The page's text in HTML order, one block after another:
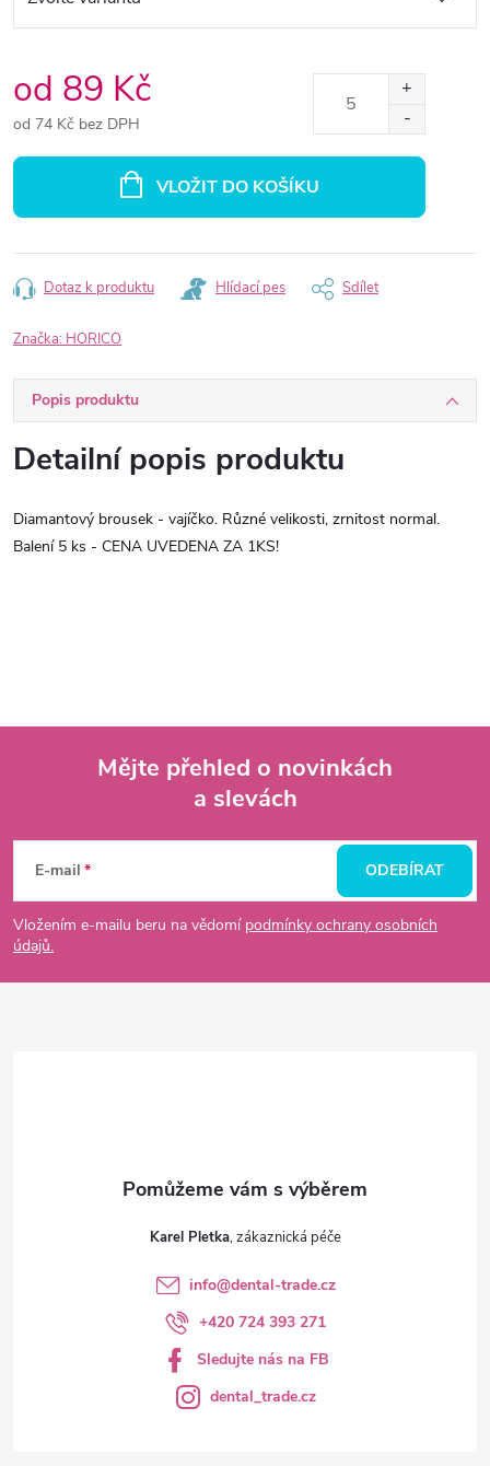
od 89 Kč
od 74 Kč bez DPH
VLOŽIT DO KOŠÍKU
Dotaz k produktu Hlídací pes Sdílet
Značka: HORICO
Popis produktu
Detailní popis produktu
Diamantový brousek - vajíčko. Různé velikosti, zrnitost normal.
Balení 5 ks - CENA UVEDENA ZA 1KS!
p
a
Mějte přehled o novinkách
a slevách
E-mail
Vložením e-mailu beru na vědomí podmínky ochrany osobních
údajů.
ODEBÍRAT
Karel Pletka
info@dental-trade.cz
+420 724 393 271
Sledujte nás na FB
dental_trade.cz